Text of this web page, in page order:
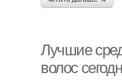
Лучшие
волос